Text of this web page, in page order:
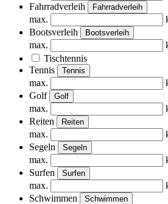
Fahrradverleih
Fahrradverleih
max.
Bootsverleih
Bootsverleih
max.
Tischtennis
Tennis
Tennis
max.
Golf
Golf
max.
Reiten
Reiten
max.
Segeln
Segeln
max.
Surfen
Surfen
max.
Schwimmen
Schwimmen